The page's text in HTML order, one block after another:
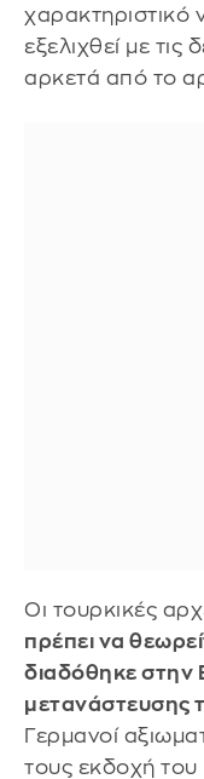
χαρακτηριστικό
εξελιχθεί με τις
αρκετά από το
Οι τουρκικές
πρέπει να
διαδόθηκε
μετανάστευσης
Γερμανοί
τους εκδοχή του